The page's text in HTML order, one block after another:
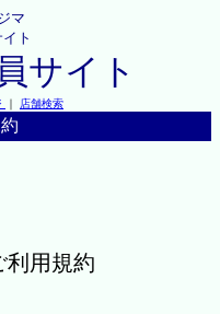
マ
ト
サイト
｜ 店舗検索
利用規約